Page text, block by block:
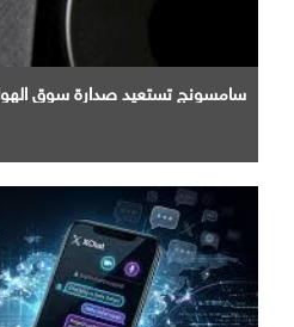
سامسونج تستعيد صدارة سوق